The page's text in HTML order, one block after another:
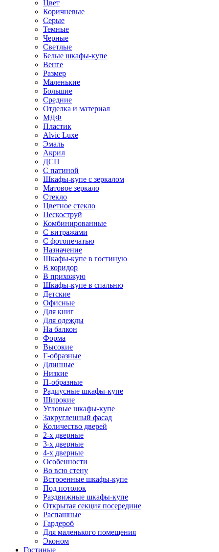
Цвет
Коричневые
Серые
Темные
Черные
Светлые
Белые шкафы-купе
Венге
Размер
Маленькие
Большие
Средние
Отделка и материал
МДФ
Пластик
Alvic Luxe
Эмаль
Акрил
ДСП
С патиной
Шкафы-купе с зеркалом
Матовое зеркало
Стекло
Цветное стекло
Пескоструй
Комбинированные
С витражами
С фотопечатью
Назначение
Шкафы-купе в гостиную
В коридор
В прихожую
Шкафы-купе в спальню
Детские
Офисные
Для книг
Для одежды
На балкон
Форма
Высокие
Г-образные
Длинные
Низкие
П-образные
Радиусные шкафы-купе
Широкие
Угловые шкафы-купе
Закругленный фасад
Количество дверей
2-х дверные
3-х дверные
4-х дверные
Особенности
Во всю стену
Встроенные шкафы-купе
Под потолок
Раздвижные шкафы-купе
Открытая секция посередине
Распашные
Гардероб
Для маленького помещения
Эконом
Гостиные